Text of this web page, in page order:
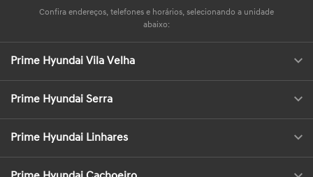
Confira endereços, telefones e horários, selecionando a unidade
abaixo:
Prime Hyundai Vila Velha
Prime Hyundai Serra
Prime Hyundai Linhares